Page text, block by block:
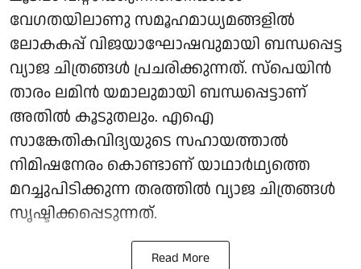
വേഗതയിലാണു സമൂഹമാധ്യമങ്ങളിൽ
ലോകകപ്പ് വിജയാഘോഷവുമായി ബന്ധപ്പെട്ട
വ്യാജ ചിത്രങ്ങൾ പ്രചരിക്കുന്നത്. സ്‌പെയിൻ
താരം ലമിൻ യമാലുമായി ബന്ധപ്പെട്ടാണ്
അതിൽ കൂടുതലും. എഐ
സാങ്കേതികവിദ്യയുടെ സഹായത്താൽ
നിമിഷനേരം കൊണ്ടാണ് യാഥാർഥ്യത്തെ
മറച്ചുപിടിക്കുന്ന തരത്തിൽ വ്യാജ ചിത്രങ്ങൾ
സൃഷ്ടിക്കപ്പെടുന്നത്.
Read More